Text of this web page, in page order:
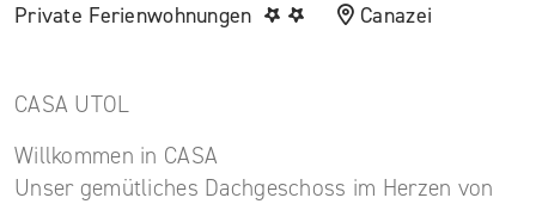
Private Ferienwohnungen Canazei
CASA UTOL
Willkommen in CASA
Unser gemütliches Dachgeschoss im Herzen von